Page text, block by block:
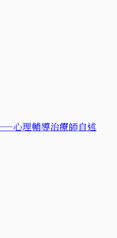
心理輔導治療師自述